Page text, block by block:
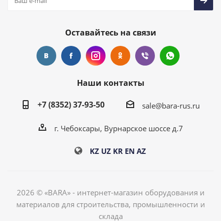
Оставайтесь на связи
Наши контакты
+7 (8352) 37-93-50
sale@bara-rus.ru
г. Чебоксары, Вурнарское шоссе д.7
KZ UZ KR EN AZ
2026 © «BARA» - интернет-магазин оборудования и
материалов для строительства, промышленности и
склада